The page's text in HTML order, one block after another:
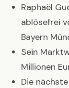
Raphaël
ablösefrei
Bayern
Sein
Millionen
Die